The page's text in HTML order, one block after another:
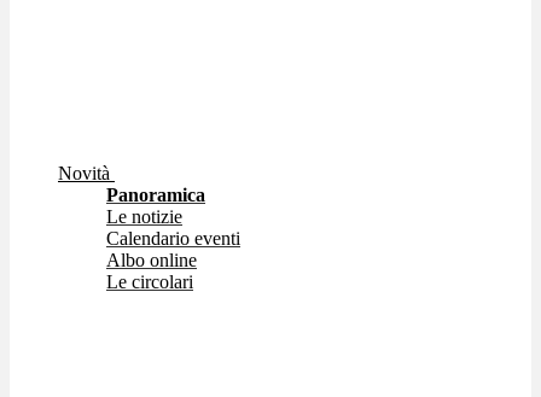
Novità
Panoramica
Le notizie
Calendario eventi
Albo online
Le circolari